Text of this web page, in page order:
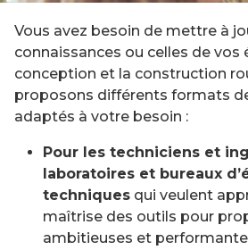
Vous avez besoin de mettre à
connaissances ou celles de vos
conception et la construction
proposons différents formats
adaptés à votre besoin :
Pour les techniciens et
laboratoires et bureaux
techniques qui veulent
maîtrise des outils pour
ambitieuses et